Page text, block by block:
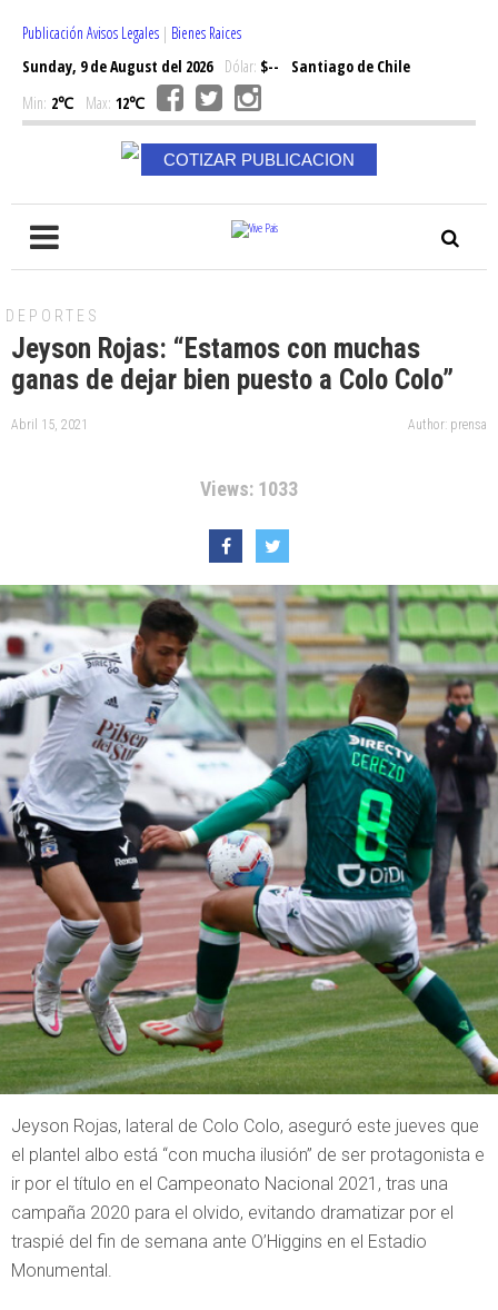
Publicación Avisos Legales | Bienes Raices
Sunday, 9 de August del 2026Dólar: $--
Santiago de Chile
Min: 2℃ Max: 12℃
COTIZAR PUBLICACION
DEPORTES
Jeyson Rojas: “Estamos con muchas
ganas de dejar bien puesto a Colo Colo”
Abril 15, 2021 Author: prensa
Views: 1033
Jeyson Rojas, lateral de Colo Colo, aseguró este jueves que
el plantel albo está “con mucha ilusión” de ser protagonista e
ir por el título en el Campeonato Nacional 2021, tras una
campaña 2020 para el olvido, evitando dramatizar por el
traspié del fin de semana ante O’Higgins en el Estadio
Monumental.